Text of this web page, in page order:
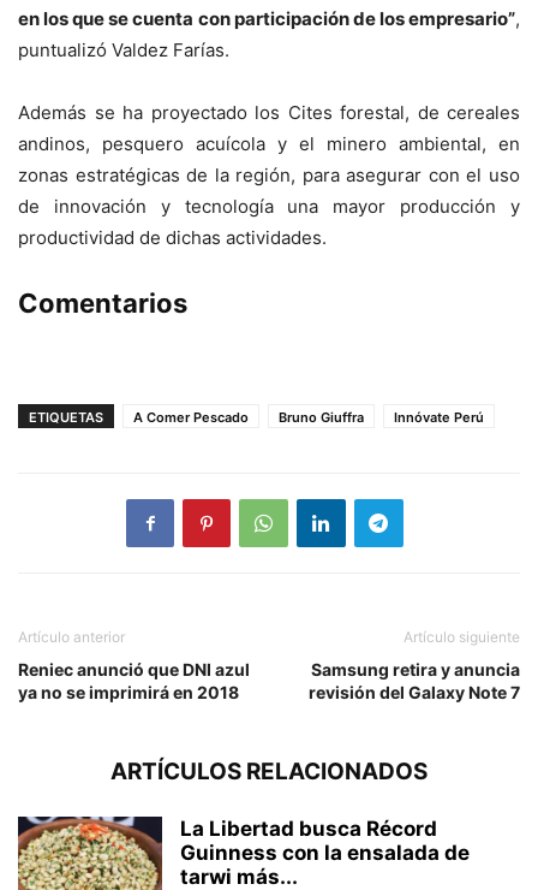
en los que se cuenta con participación de los empresario”,
puntualizó Valdez Farías.
Además se ha proyectado los Cites forestal, de cereales
andinos, pesquero acuícola y el minero ambiental, en
zonas estratégicas de la región, para asegurar con el uso
de innovación y tecnología una mayor producción y
productividad de dichas actividades.
Comentarios
ETIQUETAS A Comer Pescado Bruno Giuffra Innóvate Perú
Artículo anterior
Reniec anunció que DNI azul
ya no se imprimirá en 2018
Artículo siguiente
Samsung retira y anuncia
revisión del Galaxy Note 7
ARTÍCULOS RELACIONADOS
La Libertad busca Récord
Guinness con la ensalada de
tarwi más...